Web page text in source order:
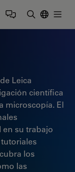
Leica
científica
microscopía. El
su trabajo
los
las